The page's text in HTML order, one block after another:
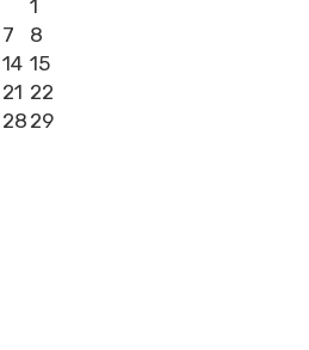
1
7
8
14 15
21 22
28 29